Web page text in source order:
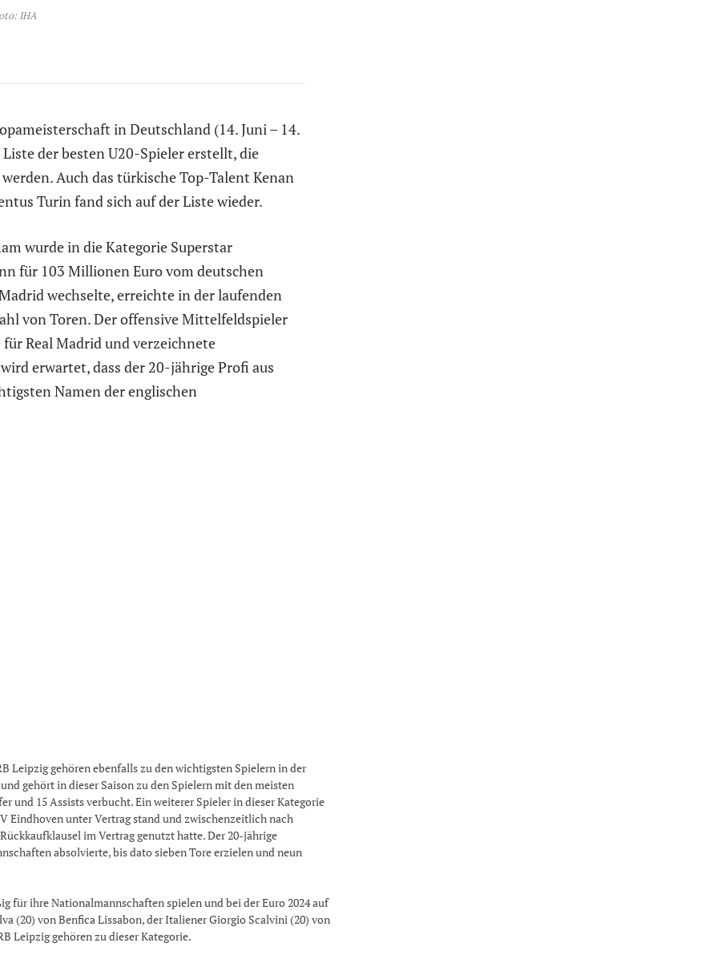
IHA
in Deutschland (14. Juni – 14.
der besten U20-Spieler erstellt, die
Auch das türkische Top-Talent Kenan
Turin fand sich auf der Liste wieder.
wurde in die Kategorie Superstar
für 103 Millionen Euro vom deutschen
wechselte, erreichte in der laufenden
von Toren. Der offensive Mittelfeldspieler
Real Madrid und verzeichnete
erwartet, dass der 20-jährige Profi aus
Namen der englischen
Leipzig gehören ebenfalls zu den wichtigsten Spielern in der
gehört in dieser Saison zu den Spielern mit den meisten
und 15 Assists verbucht. Ein weiterer Spieler in dieser Kategorie
Eindhoven unter Vertrag stand und zwischenzeitlich nach
im Vertrag genutzt hatte. Der 20-jährige
absolvierte, bis dato sieben Tore erzielen und neun
für ihre Nationalmannschaften spielen und bei der Euro 2024 auf
(20) von Benfica Lissabon, der Italiener Giorgio Scalvini (20) von
Leipzig gehören zu dieser Kategorie.